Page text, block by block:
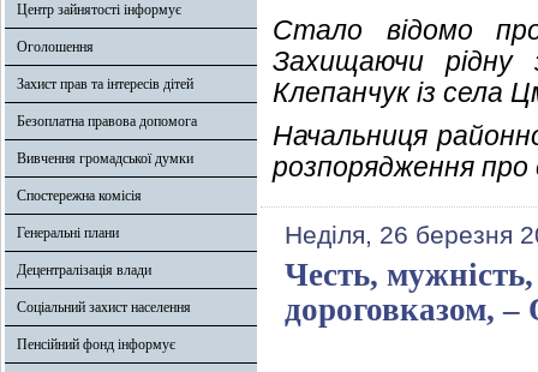
Центр зайнятості інформує
Оголошення
Захист прав та інтересів дітей
Безоплатна правова допомога
Вивчення громадської думки
Спостережна комісія
Генеральні плани
Децентралізація влади
Соціальний захист населення
Пенсійний фонд інформує
Стало відомо
Захищаючи рідну
Клепанчук із села
Начальниця
розпорядження про
Неділя, 26 березня
Честь,
дороговказом,